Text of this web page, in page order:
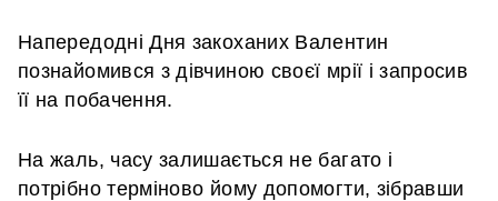
Напередодні Дня закоханих Валентин
познайомився з дівчиною своєї мрії і запросив
її на побачення.
На жаль, часу залишається не багато і
потрібно терміново йому допомогти, зібравши